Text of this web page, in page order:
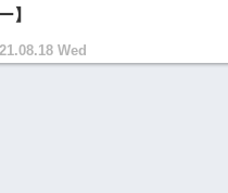
Wed
ー】